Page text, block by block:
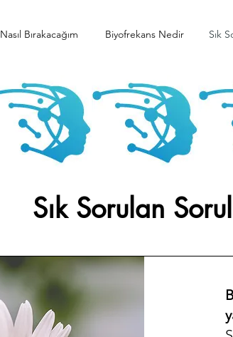
Nasıl Bırakacağım Biyofrekans Nedir Sık
Sık Sorulan